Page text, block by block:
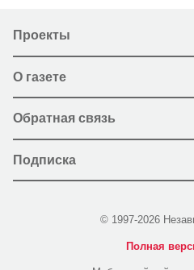
Проекты
О газете
Обратная связь
Подписка
© 1997-2026
Полная